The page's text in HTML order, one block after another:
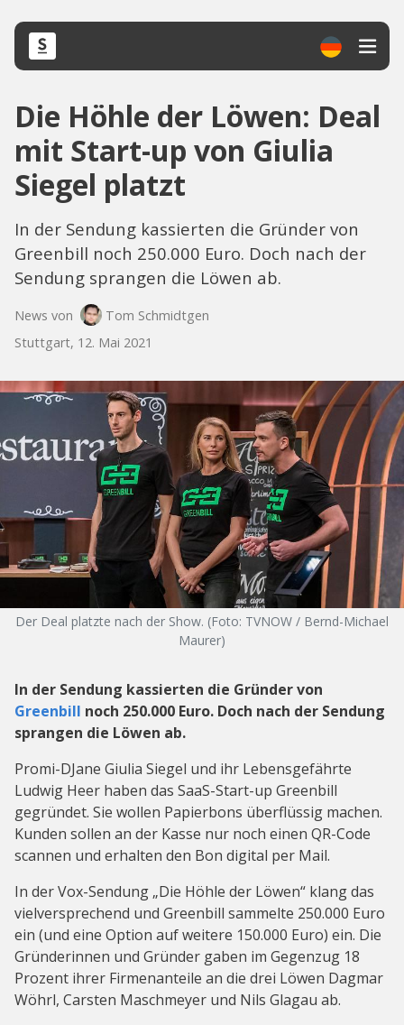
Die Höhle der Löwen: Deal
mit Start-up von Giulia
Siegel platzt
In der Sendung kassierten die Gründer von
Greenbill noch 250.000 Euro. Doch nach der
Sendung sprangen die Löwen ab.
News von
Tom Schmidtgen
Stuttgart, 12. Mai 2021
Der Deal platzte nach der Show. (Foto: TVNOW / Bernd-Michael
Maurer)
In der Sendung kassierten die Gründer von
Greenbill noch 250.000 Euro. Doch nach der Sendung
sprangen die Löwen ab.
Promi-DJane Giulia Siegel und ihr Lebensgefährte
Ludwig Heer haben das SaaS-Start-up Greenbill
gegründet. Sie wollen Papierbons überflüssig machen.
Kunden sollen an der Kasse nur noch einen QR-Code
scannen und erhalten den Bon digital per Mail.
In der Vox-Sendung „Die Höhle der Löwen“ klang das
vielversprechend und Greenbill sammelte 250.000 Euro
ein (und eine Option auf weitere 150.000 Euro) ein. Die
Gründerinnen und Gründer gaben im Gegenzug 18
Prozent ihrer Firmenanteile an die drei Löwen Dagmar
Wöhrl, Carsten Maschmeyer und Nils Glagau ab.